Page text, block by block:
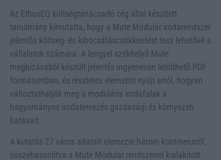
Az EthosEQ költségtanácsadó cég által készített
tanulmány kimutatta, hogy a Mute Modular irodarendszer
jelentős költség- és kibocsátáscsökkentést tesz lehetővé a
vállalatok számára. A lengyel székhelyű Mute
megbízásából készült jelentés ingyenesen letölthető PDF
formátumban, és részletes elemzést nyújt arról, hogyan
változtathatják meg a moduláris irodafalak a
hagyományos irodatervezés gazdasági és környezeti
hatásait.
A kutatás 27 város adatait elemezte három kontinensről,
összehasonlítva a Mute Modular rendszerrel kialakított